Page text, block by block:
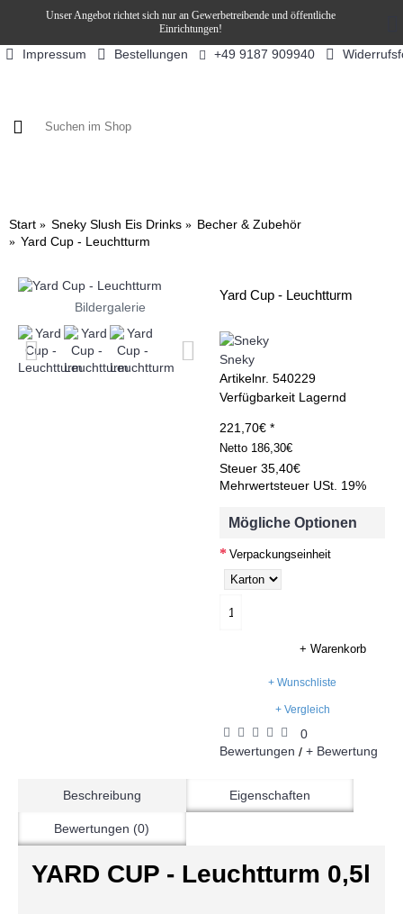
Unser Angebot richtet sich nur an Gewerbetreibende und öffentliche
Einrichtungen!
Impressum Bestellungen +49 9187 909940
Start Sneky Slush Eis Drinks
Becher & Zubehör
Yard Cup - Leuchtturm
Bildergalerie
Yard Cup - Leuchtturm
Sneky
Artikelnr. 540229
Verfügbarkeit Lagernd
221,70€ *
Netto 186,30€
Steuer 35,40€
Mehrwertsteuer USt. 19%
Mögliche Optionen
Verpackungseinheit
+ Warenkorb
+ Wunschliste
+ Vergleich
0
Bewertungen / + Bewertung
Beschreibung Eigenschaften
Bewertungen (0)
YARD CUP - Leuchtturm 0,5l